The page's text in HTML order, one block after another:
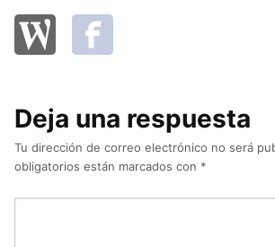
Deja una respuesta
Tu dirección de correo electrónico no será
obligatorios están marcados con *